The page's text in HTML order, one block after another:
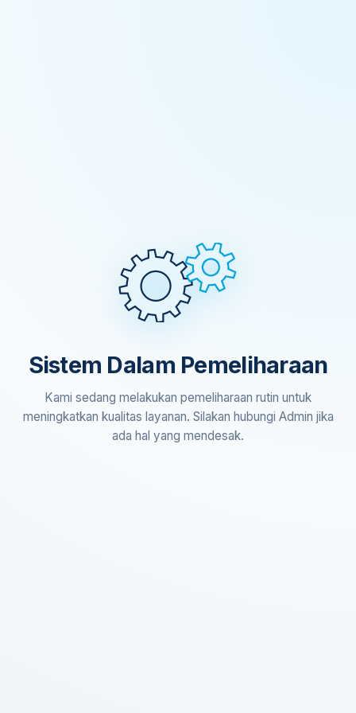
Sistem Dalam Pemeliharaan
Kami sedang melakukan pemeliharaan rutin untuk
meningkatkan kualitas layanan. Silakan hubungi Admin jika
ada hal yang mendesak.